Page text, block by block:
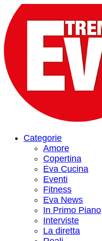
Categorie
Amore
Copertina
Eva Cucina
Eventi
Fitness
Eva News
In Primo Piano
Interviste
La diretta